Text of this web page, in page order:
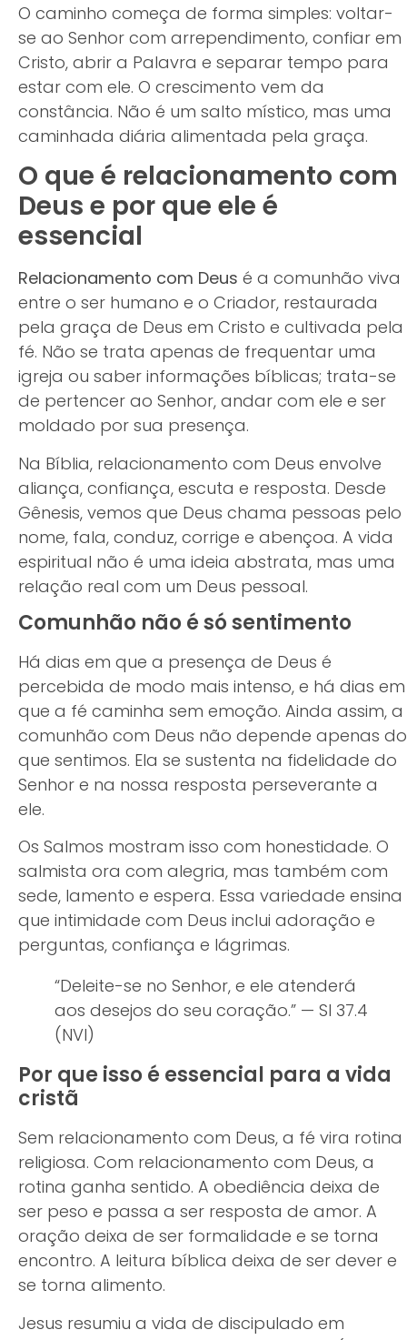
O caminho começa de forma simples: voltar-
se ao Senhor com arrependimento, confiar em
Cristo, abrir a Palavra e separar tempo para
estar com ele. O crescimento vem da
constância. Não é um salto místico, mas uma
caminhada diária alimentada pela graça.
O que é relacionamento com
Deus e por que ele é
essencial
Relacionamento com Deus é a comunhão viva
entre o ser humano e o Criador, restaurada
pela graça de Deus em Cristo e cultivada pela
fé. Não se trata apenas de frequentar uma
igreja ou saber informações bíblicas; trata-se
de pertencer ao Senhor, andar com ele e ser
moldado por sua presença.
Na Bíblia, relacionamento com Deus envolve
aliança, confiança, escuta e resposta. Desde
Gênesis, vemos que Deus chama pessoas pelo
nome, fala, conduz, corrige e abençoa. A vida
espiritual não é uma ideia abstrata, mas uma
relação real com um Deus pessoal.
Comunhão não é só sentimento
Há dias em que a presença de Deus é
percebida de modo mais intenso, e há dias em
que a fé caminha sem emoção. Ainda assim, a
comunhão com Deus não depende apenas do
que sentimos. Ela se sustenta na fidelidade do
Senhor e na nossa resposta perseverante a
ele.
Os Salmos mostram isso com honestidade. O
salmista ora com alegria, mas também com
sede, lamento e espera. Essa variedade ensina
que intimidade com Deus inclui adoração e
perguntas, confiança e lágrimas.
“Deleite-se no Senhor, e ele atenderá
aos desejos do seu coração.” — Sl 37.4
(NVI)
Por que isso é essencial para a vida
cristã
Sem relacionamento com Deus, a fé vira rotina
religiosa. Com relacionamento com Deus, a
rotina ganha sentido. A obediência deixa de
ser peso e passa a ser resposta de amor. A
oração deixa de ser formalidade e se torna
encontro. A leitura bíblica deixa de ser dever e
se torna alimento.
Jesus resumiu a vida de discipulado em